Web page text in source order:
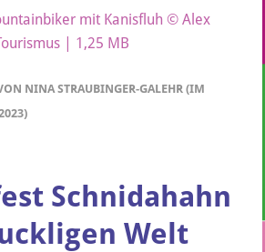
mit Kanisfluh © Alex
| 1,25 MB
NINA STRAUBINGER-GALEHR (IM
Schnidahahn
Welt